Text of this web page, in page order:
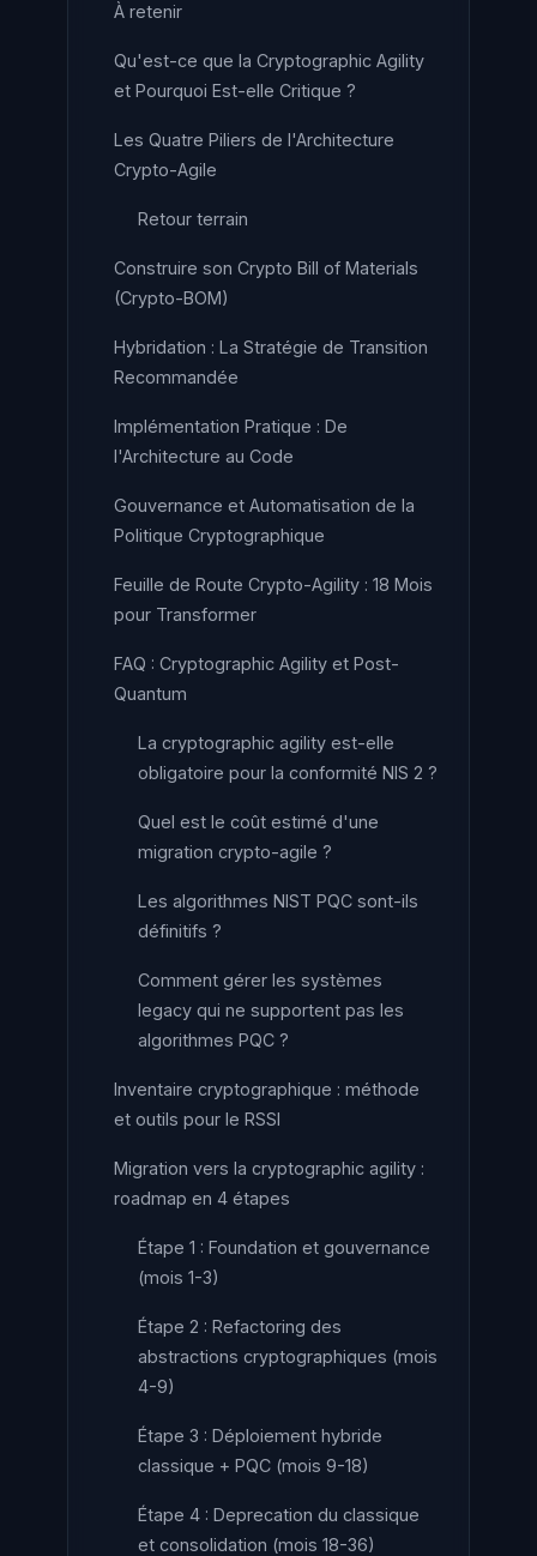
À retenir
Qu'est-ce que la Cryptographic Agility
et Pourquoi Est-elle Critique ?
Les Quatre Piliers de l'Architecture
Crypto-Agile
Retour terrain
Construire son Crypto Bill of Materials
(Crypto-BOM)
Hybridation : La Stratégie de Transition
Recommandée
Implémentation Pratique : De
l'Architecture au Code
Gouvernance et Automatisation de la
Politique Cryptographique
Feuille de Route Crypto-Agility : 18 Mois
pour Transformer
FAQ : Cryptographic Agility et Post-
Quantum
La cryptographic agility est-elle
obligatoire pour la conformité NIS 2 ?
Quel est le coût estimé d'une
migration crypto-agile ?
Les algorithmes NIST PQC sont-ils
définitifs ?
Comment gérer les systèmes
legacy qui ne supportent pas les
algorithmes PQC ?
Inventaire cryptographique : méthode
et outils pour le RSSI
Migration vers la cryptographic agility :
roadmap en 4 étapes
Étape 1 : Foundation et gouvernance
(mois 1-3)
Étape 2 : Refactoring des
abstractions cryptographiques (mois
4-9)
Étape 3 : Déploiement hybride
classique + PQC (mois 9-18)
Étape 4 : Deprecation du classique
et consolidation (mois 18-36)